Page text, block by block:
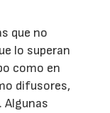
que no
lo superan
como en
difusores,
Algunas